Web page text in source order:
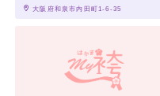
大阪府和泉市内田町1-6-35